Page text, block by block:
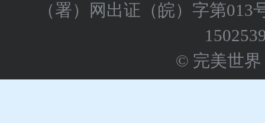
（署）网出证（皖）字第013
© 完美世界